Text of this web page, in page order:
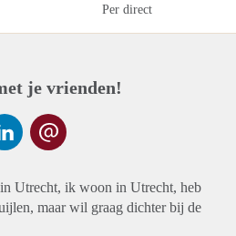
Per direct
je vrienden!
Utrecht, ik woon in Utrecht, heb
maar wil graag dichter bij de